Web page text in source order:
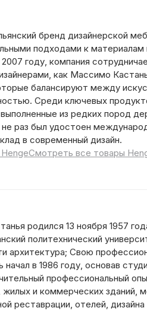
бренд дизайнерской
подходами к материалам
году, компания
как Массимо
балансируют между
Среди ключевых
из редких пород
раз был удостоен
в современный дизайн.
Смотреть все товары
родился 13 ноября 1957
политехнический
архитектура; Свою
начал в 1986 году, основав
профессиональный
жилых и коммерческих зданий,
реставрации, отелей,